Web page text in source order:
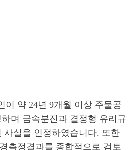
이 약 24년 9개월 이상 주물공
며 금속분진과 결정형 유리규
사실을 인정하였습니다. 또한
측정결과를 종합적으로 검토